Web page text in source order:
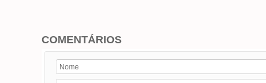
COMENTÁRIOS